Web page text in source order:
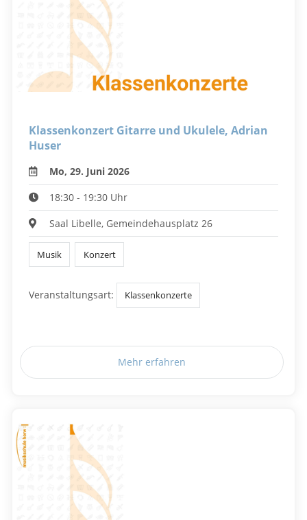
Klassenkonzert Gitarre und Ukulele, Adrian
Huser
Mo, 29. Juni 2026
18:30 - 19:30 Uhr
Saal Libelle, Gemeindehausplatz 26
Musik Konzert
Veranstaltungsart: Klassenkonzerte
Mehr erfahren